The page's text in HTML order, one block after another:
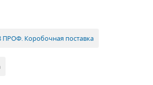
ПРОФ. Коробочная поставка